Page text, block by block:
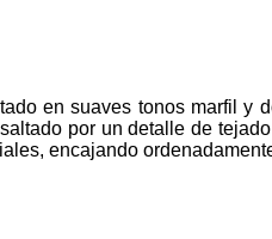
en suaves tonos marfil
por un detalle de
encajando